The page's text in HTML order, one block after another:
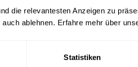
die relevantesten Anzeigen zu
ablehnen. Erfahre mehr über
Statistiken